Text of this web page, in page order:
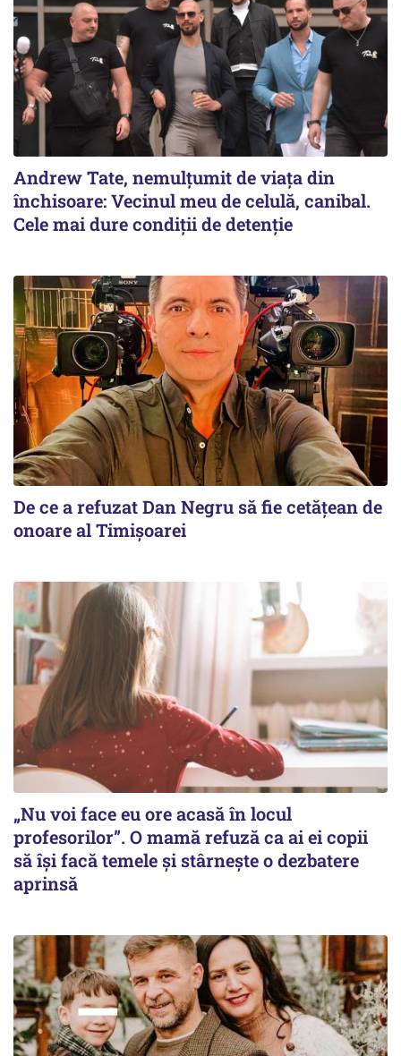
Andrew Tate, nemulțumit de viața din
închisoare: Vecinul meu de celulă, canibal.
Cele mai dure condiții de detenție
De ce a refuzat Dan Negru să fie cetățean de
onoare al Timișoarei
„Nu voi face eu ore acasă în locul
profesorilor”. O mamă refuză ca ai ei copii
să își facă temele și stârnește o dezbatere
aprinsă